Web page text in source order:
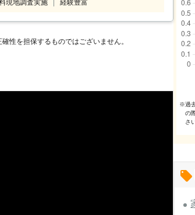
そうです。毎日が忙しく、家の中の細々と
れないといったお悩みを抱えていらっしゃ
るべく、家事代行サービスを行っておりま
限りは頂いておりません。見積り・ご相談
現地調査実施 経験豊富
性を担保するものではございません。
※過
の
さ